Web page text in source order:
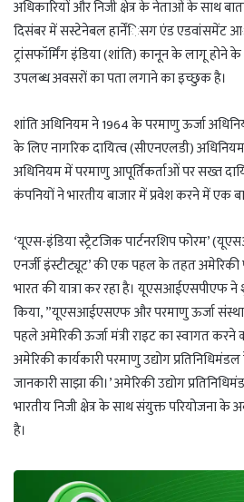
अधिकारियों और निजी क्षेत्र के नेताओं के साथ
दिसंबर में सस्टेनेबल हार्नेंिसग एंड एडवांसमेंट
ट्रांसफॉर्मिंग इंडिया (शांति) कानून के लागू होने
उपलब्ध अवसरों का पता लगाने का इच्छुक है।
शांति अधिनियम ने 1964 के परमाणु ऊर्जा
के लिए नागरिक दायित्व (सीएनएलडी)
अधिनियम में परमाणु आपूर्तिकर्ताओं पर सख्त
कंपनियों ने भारतीय बाजार में प्रवेश करने में एक
‘यूएस-इंडिया स्ट्रैटजिक पार्टनरशिप फोरम’
एनर्जी इंस्टीट्यूट’ की एक पहल के तहत अमेरिकी
भारत की यात्रा कर रहा है। यूएसआईएसपीएफ ने
किया, ”यूएसआईएसएफ और परमाणु ऊर्जा
पहले अमेरिकी ऊर्जा मंत्री राइट का स्वागत करने
अमेरिकी कार्यकारी परमाणु उद्योग
जानकारी साझा की।’ अमेरिकी उद्योग
भारतीय निजी क्षेत्र के साथ संयुक्त परियोजना के
है।